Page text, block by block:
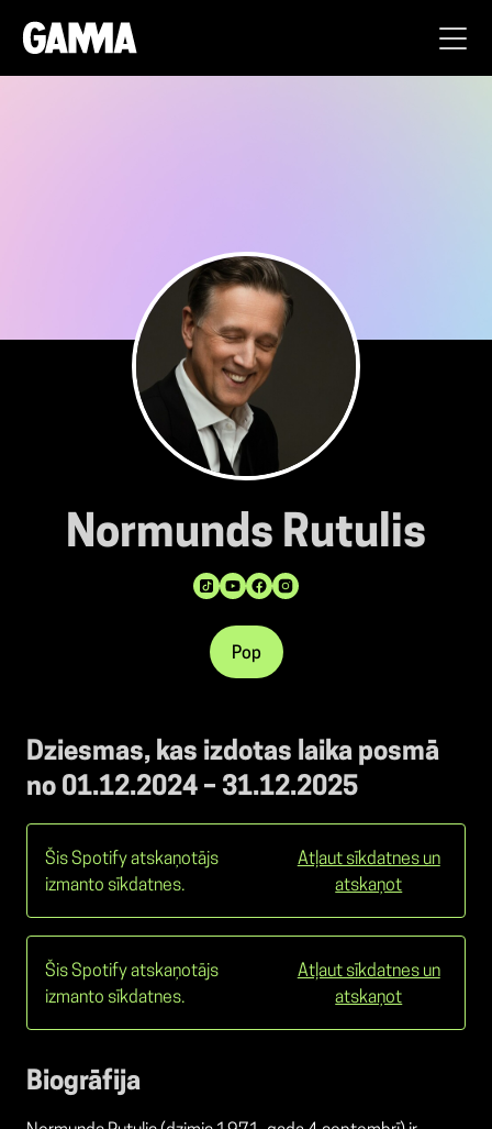
Normunds Rutulis
Pop
Dziesmas, kas izdotas laika posmā
no 01.12.2024 – 31.12.2025
Šis Spotify atskaņotājs
izmanto sīkdatnes.
Atļaut sīkdatnes un
atskaņot
Šis Spotify atskaņotājs
izmanto sīkdatnes.
Atļaut sīkdatnes un
atskaņot
Biogrāfija